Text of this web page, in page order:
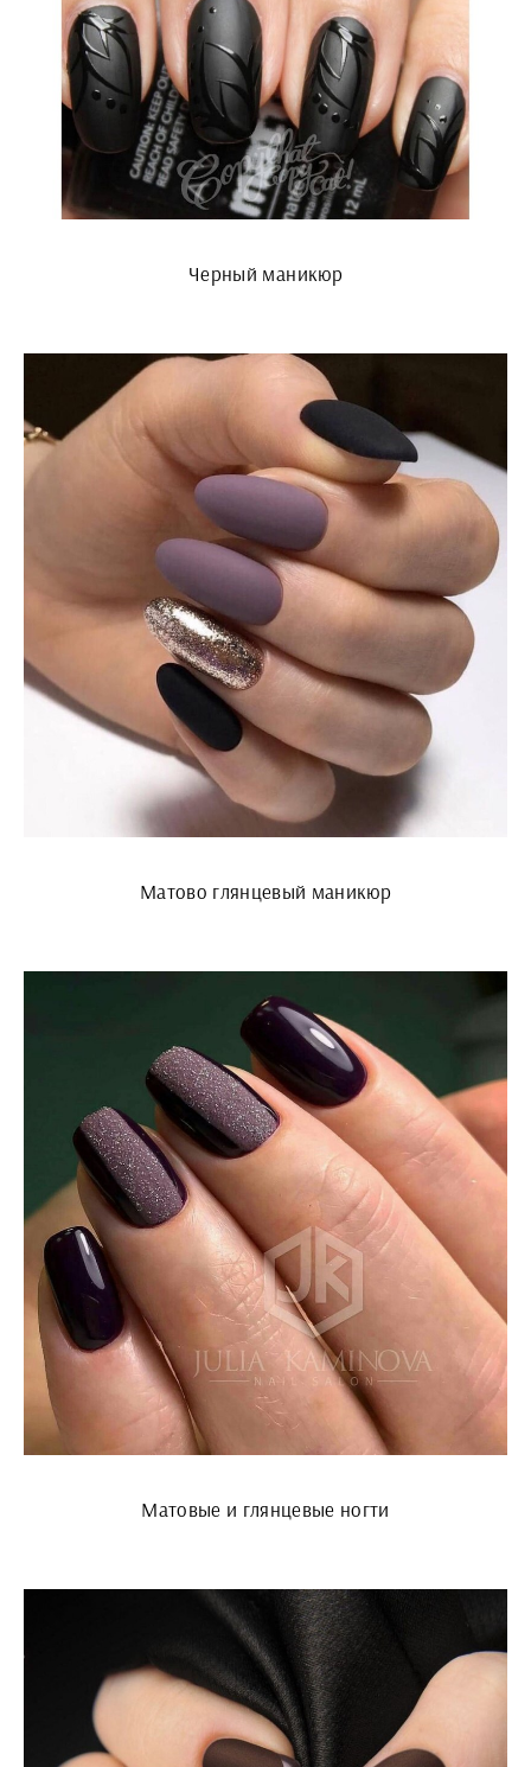
Черный маникюр
Матово глянцевый маникюр
Матовые и глянцевые ногти